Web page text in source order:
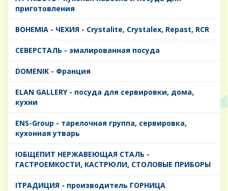
приготовления
BOHEMIA - ЧЕХИЯ - Crystalite, Crystalex, Repast, RCR
CЕВЕРСТАЛЬ - эмалированная посуда
DOMENIK - Франция
ELAN GALLERY - посуда для сервировки, дома,
кухни
ENS-Group - тарелочная группа, сервировка,
кухонная утварь
IОБЩЕПИТ НЕРЖАВЕЮЩАЯ СТАЛЬ -
ГАСТРОЕМКОСТИ, КАСТРЮЛИ, СТОЛОВЫЕ ПРИБОРЫ
IТРАДИЦИЯ - производитель ГОРНИЦА